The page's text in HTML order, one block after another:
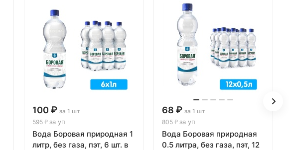
100 ₽ за 1 шт
595 ₽ за уп
Вода Боровая природная 1
литр, без газа, пэт, 6 шт. в
68 ₽ за 1 шт
805 ₽ за уп
Вода Боровая природная
0.5 литра, без газа, пэт, 12